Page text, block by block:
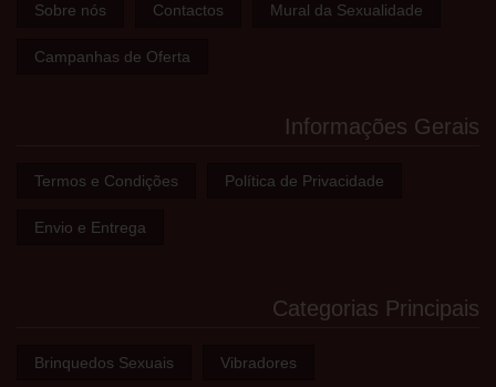
Sobre nós Contactos Mural da Sexualidade
Campanhas de Oferta
Informações Gerais
Termos e Condições Política de Privacidade
Envio e Entrega
Categorias Principais
Brinquedos Sexuais Vibradores